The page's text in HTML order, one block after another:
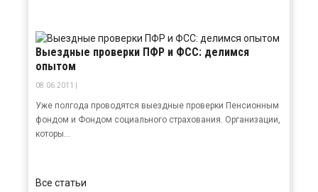
Выездные проверки ПФР и ФСС: делимся
опытом
08.06.2011 |
Уже полгода проводятся выездные проверки Пенсионным
фондом и Фондом социального страхования. Организации,
которы...
Все статьи